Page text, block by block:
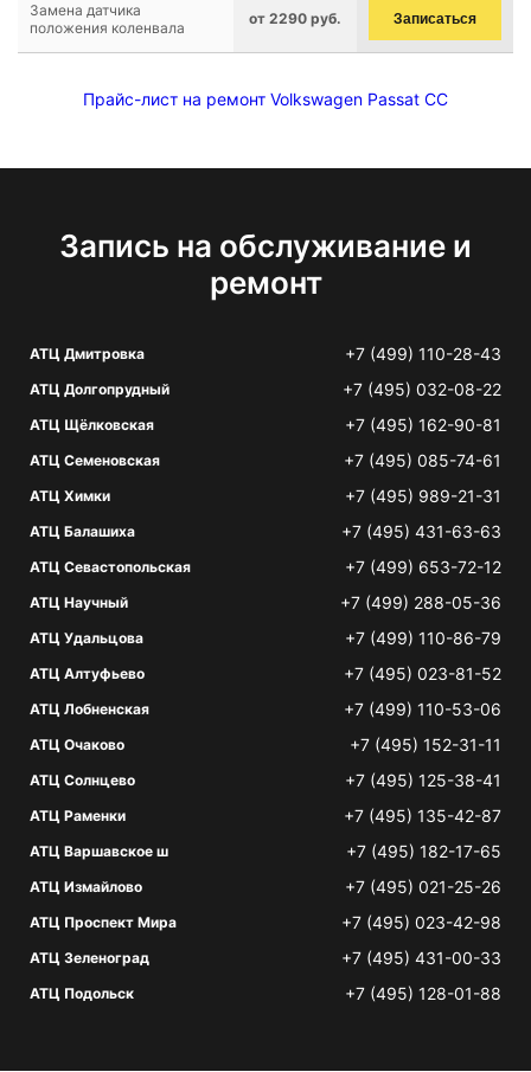
Замена датчика
положения коленвала
от 2290 руб. Записаться
Прайс-лист на ремонт Volkswagen Passat CC
Запись на обслуживание и
ремонт
АТЦ Дмитровка +7 (499) 110-28-43
АТЦ Долгопрудный +7 (495) 032-08-22
АТЦ Щёлковская +7 (495) 162-90-81
АТЦ Семеновская +7 (495) 085-74-61
АТЦ Химки +7 (495) 989-21-31
АТЦ Балашиха +7 (495) 431-63-63
АТЦ Севастопольская +7 (499) 653-72-12
АТЦ Научный +7 (499) 288-05-36
АТЦ Удальцова +7 (499) 110-86-79
АТЦ Алтуфьево +7 (495) 023-81-52
АТЦ Лобненская +7 (499) 110-53-06
АТЦ Очаково +7 (495) 152-31-11
АТЦ Солнцево +7 (495) 125-38-41
АТЦ Раменки +7 (495) 135-42-87
АТЦ Варшавское ш +7 (495) 182-17-65
АТЦ Измайлово +7 (495) 021-25-26
АТЦ Проспект Мира +7 (495) 023-42-98
АТЦ Зеленоград +7 (495) 431-00-33
АТЦ Подольск +7 (495) 128-01-88